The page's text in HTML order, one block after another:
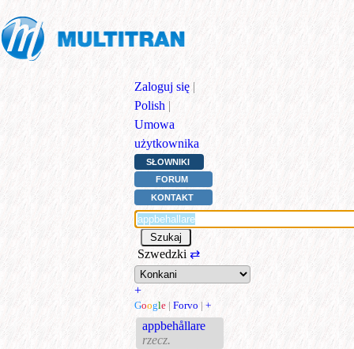
Zaloguj się |
Polish |
Umowa
użytkownika
SŁOWNIKI
FORUM
KONTAKT
Szwedzki ⇄
+
Google | Forvo | +
appbehållare
rzecz.